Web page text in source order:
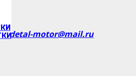
detal-motor@mail.ru